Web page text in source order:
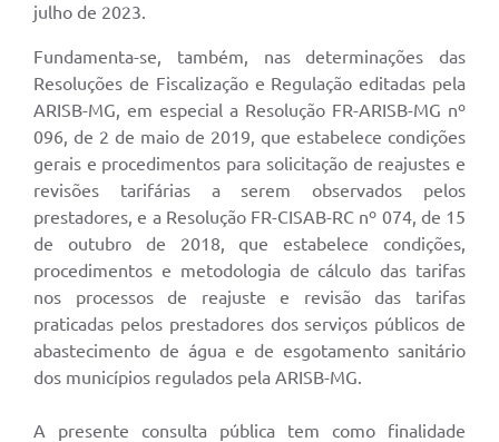
julho de 2023.
Fundamenta-se, também, nas determinações das
Resoluções de Fiscalização e Regulação editadas pela
ARISB-MG, em especial a Resolução FR-ARISB-MG nº
096, de 2 de maio de 2019, que estabelece condições
gerais e procedimentos para solicitação de reajustes e
revisões tarifárias a serem observados pelos
prestadores, e a Resolução FR-CISAB-RC nº 074, de 15
de outubro de 2018, que estabelece condições,
procedimentos e metodologia de cálculo das tarifas
nos processos de reajuste e revisão das tarifas
praticadas pelos prestadores dos serviços públicos de
abastecimento de água e de esgotamento sanitário
dos municípios regulados pela ARISB-MG.
A presente consulta pública tem como finalidade